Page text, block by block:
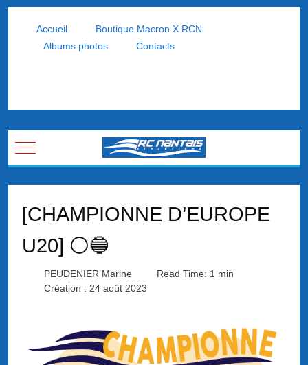
Accueil
Boutique Macron X RCN
Albums photos
Contacts
Mobile Menu Toggle
[CHAMPIONNE D’EUROPE
U20] ⚪🔵
PEUDENIER Marine
Read Time: 1 min
Création : 24 août 2023